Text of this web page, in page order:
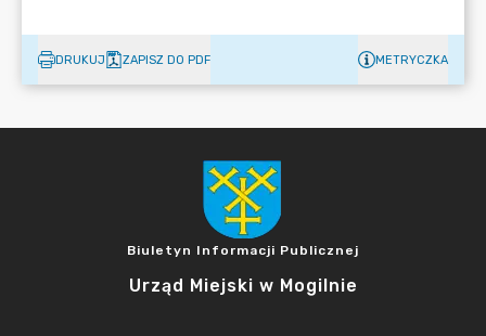
DRUKUJ ZAPISZ DO PDF METRYCZKA
Biuletyn Informacji Publicznej
Urząd Miejski w Mogilnie